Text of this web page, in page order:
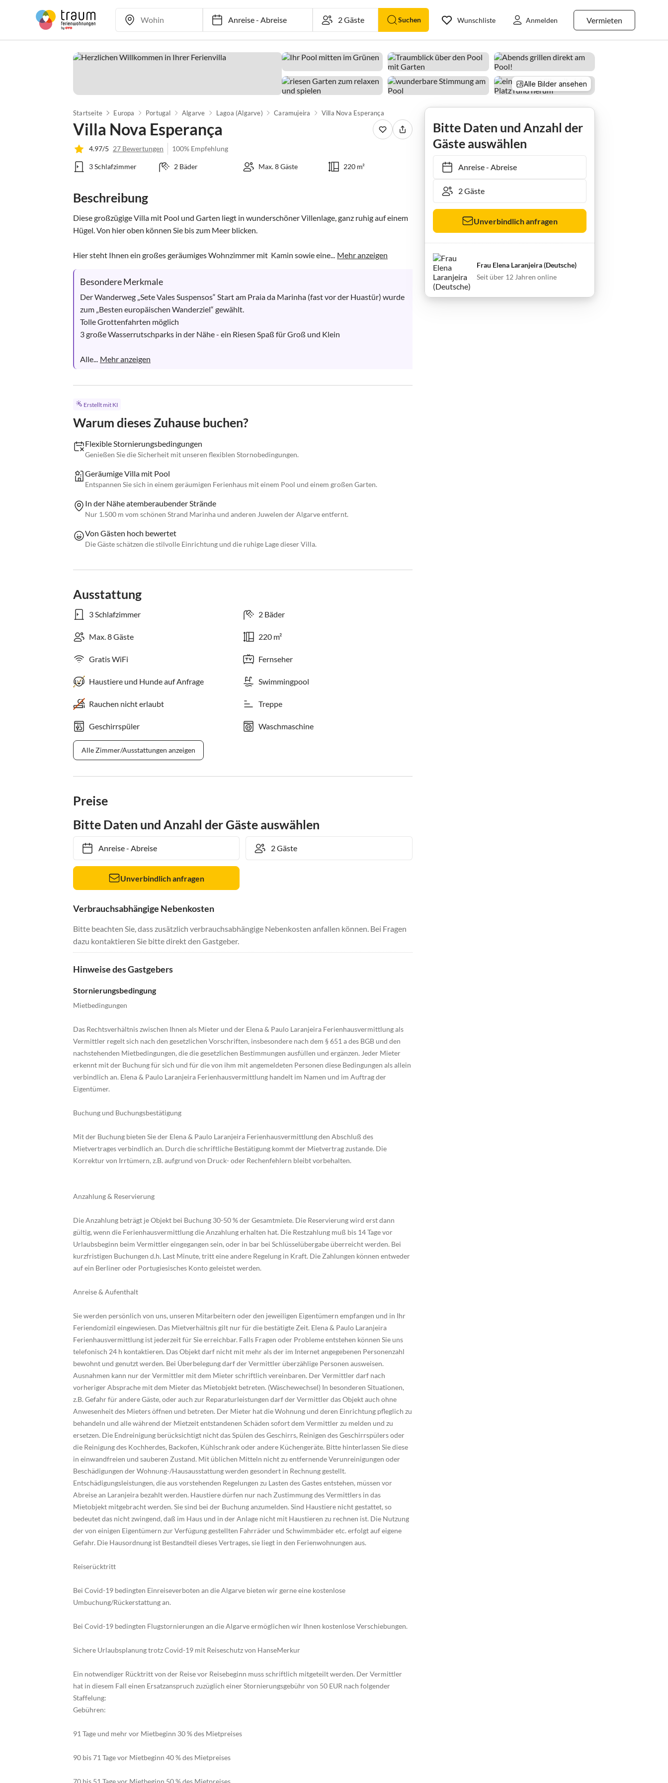
Anreise-Abreise Suchen Vermieten
Wunschliste Anmelden
Alle Bilder ansehen
Startseite Europa Portugal Algarve Lagoa (Algarve) Caramujeira Villa Nova Esperança
Villa Nova Esperança
4.97/5 27 Bewertungen 100% Empfehlung
3 Schlafzimmer 2 Bäder Max. 8 Gäste 220 m²
Beschreibung
Diese großzügige Villa mit Pool und Garten liegt in wunderschöner Villenlage, ganz ruhig auf einem
Hügel. Von hier oben können Sie bis zum Meer blicken.
Hier steht Ihnen ein großes geräumiges Wohnzimmer mit  Kamin sowie eine... Mehr anzeigen
Besondere Merkmale
Der Wanderweg „Sete Vales Suspensos“ Start am Praia da Marinha (fast vor der Huastür) wurde
zum „Besten europäischen Wanderziel“ gewählt.
Tolle Grottenfahrten möglich
3 große Wasserrutschparks in der Nähe - ein Riesen Spaß für Groß und Klein
Alle... Mehr anzeigen
Erstellt mit KI
Warum dieses Zuhause buchen?
Flexible Stornierungsbedingungen
Genießen Sie die Sicherheit mit unseren flexiblen Stornobedingungen.
Geräumige Villa mit Pool
Entspannen Sie sich in einem geräumigen Ferienhaus mit einem Pool und einem großen Garten.
In der Nähe atemberaubender Strände
Nur 1.500 m vom schönen Strand Marinha und anderen Juwelen der Algarve entfernt.
Von Gästen hoch bewertet
Die Gäste schätzen die stilvolle Einrichtung und die ruhige Lage dieser Villa.
Ausstattung
3 Schlafzimmer 2 Bäder
Max. 8 Gäste 220 m²
Gratis WiFi Fernseher
Haustiere und Hunde auf Anfrage Swimmingpool
Rauchen nicht erlaubt Treppe
Geschirrspüler Waschmaschine
Alle Zimmer/Ausstattungen anzeigen
Preise
Bitte Daten und Anzahl der Gäste auswählen
Anreise- Abreise
Unverbindlich anfragen
Verbrauchsabhängige Nebenkosten
Bitte beachten Sie, dass zusätzlich verbrauchsabhängige Nebenkosten anfallen können. Bei Fragen
dazu kontaktieren Sie bitte direkt den Gastgeber.
Hinweise des Gastgebers
Stornierungsbedingung
Mietbedingungen
Das Rechtsverhältnis zwischen Ihnen als Mieter und der Elena & Paulo Laranjeira Ferienhausvermittlung als
Vermittler regelt sich nach den gesetzlichen Vorschriften, insbesondere nach dem § 651 a des BGB und den
nachstehenden Mietbedingungen, die die gesetzlichen Bestimmungen ausfüllen und ergänzen. Jeder Mieter
erkennt mit der Buchung für sich und für die von ihm mit angemeldeten Personen diese Bedingungen als allein
verbindlich an. Elena & Paulo Laranjeira Ferienhausvermittlung handelt im Namen und im Auftrag der
Eigentümer.
Buchung und Buchungsbestätigung
Mit der Buchung bieten Sie der Elena & Paulo Laranjeira Ferienhausvermittlung den Abschluß des
Mietvertrages verbindlich an. Durch die schriftliche Bestätigung kommt der Mietvertrag zustande. Die
Korrektur von Irrtümern, z.B. aufgrund von Druck- oder Rechenfehlern bleibt vorbehalten.
Anzahlung & Reservierung
Die Anzahlung beträgt je Objekt bei Buchung 30-50 % der Gesamtmiete. Die Reservierung wird erst dann
gültig, wenn die Ferienhausvermittlung die Anzahlung erhalten hat. Die Restzahlung muß bis 14 Tage vor
Urlaubsbeginn beim Vermittler eingegangen sein, oder in bar bei Schlüsselübergabe überreicht werden. Bei
kurzfristigen Buchungen d.h. Last Minute, tritt eine andere Regelung in Kraft. Die Zahlungen können entweder
auf ein Berliner oder Portugiesisches Konto geleistet werden.
Anreise & Aufenthalt
Sie werden persönlich von uns, unseren Mitarbeitern oder den jeweiligen Eigentümern empfangen und in Ihr
Feriendomizil eingewiesen. Das Mietverhältnis gilt nur für die bestätigte Zeit. Elena & Paulo Laranjeira
Ferienhausvermittlung ist jederzeit für Sie erreichbar. Falls Fragen oder Probleme entstehen können Sie uns
telefonisch 24 h kontaktieren. Das Objekt darf nicht mit mehr als der im Internet angegebenen Personenzahl
bewohnt und genutzt werden. Bei Überbelegung darf der Vermittler überzählige Personen ausweisen.
Ausnahmen kann nur der Vermittler mit dem Mieter schriftlich vereinbaren. Der Vermittler darf nach
vorheriger Absprache mit dem Mieter das Mietobjekt betreten. (Wäschewechsel) In besonderen Situationen,
z.B. Gefahr für andere Gäste, oder auch zur Reparaturleistungen darf der Vermittler das Objekt auch ohne
Anwesenheit des Mieters öffnen und betreten. Der Mieter hat die Wohnung und deren Einrichtung pfleglich zu
behandeln und alle während der Mietzeit entstandenen Schäden sofort dem Vermittler zu melden und zu
ersetzen. Die Endreinigung berücksichtigt nicht das Spülen des Geschirrs, Reinigen des Geschirrspülers oder
die Reinigung des Kochherdes, Backofen, Kühlschrank oder andere Küchengeräte. Bitte hinterlassen Sie diese
in einwandfreien und sauberen Zustand. Mit üblichen Mitteln nicht zu entfernende Verunreinigungen oder
Beschädigungen der Wohnung-/Hausausstattung werden gesondert in Rechnung gestellt.
Entschädigungsleistungen, die aus vorstehenden Regelungen zu Lasten des Gastes entstehen, müssen vor
Abreise an Laranjeira bezahlt werden. Haustiere dürfen nur nach Zustimmung des Vermittlers in das
Mietobjekt mitgebracht werden. Sie sind bei der Buchung anzumelden. Sind Haustiere nicht gestattet, so
bedeutet das nicht zwingend, daß im Haus und in der Anlage nicht mit Haustieren zu rechnen ist. Die Nutzung
der von einigen Eigentümern zur Verfügung gestellten Fahrräder und Schwimmbäder etc. erfolgt auf eigene
Gefahr. Die Hausordnung ist Bestandteil dieses Vertrages, sie liegt in den Ferienwohnungen aus.
Reiserücktritt
Bei Covid-19 bedingten Einreiseverboten an die Algarve bieten wir gerne eine kostenlose
Umbuchung/Rückerstattung an.
Bei Covid-19 bedingten Flugstornierungen an die Algarve ermöglichen wir Ihnen kostenlose Verschiebungen.
Sichere Urlaubsplanung trotz Covid-19 mit Reiseschutz von HanseMerkur
Ein notwendiger Rücktritt von der Reise vor Reisebeginn muss schriftlich mitgeteilt werden. Der Vermittler
hat in diesem Fall einen Ersatzanspruch zuzüglich einer Stornierungsgebühr von 50 EUR nach folgender
Staffelung:
Gebühren:
91 Tage und mehr vor Mietbeginn 30 % des Mietpreises
90 bis 71 Tage vor Mietbeginn 40 % des Mietpreises
Bitte Daten und Anzahl der
Gäste auswählen
Anreise- Abreise
Unverbindlich anfragen
Frau Elena Laranjeira (Deutsche)
Seit über 12 Jahren online